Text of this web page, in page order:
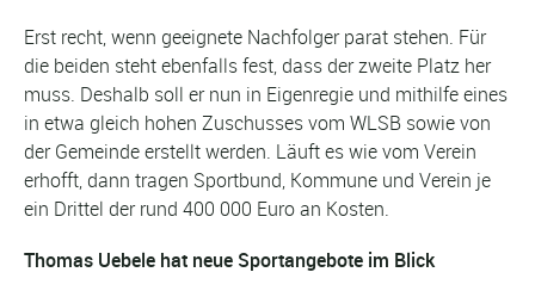
Erst recht, wenn geeignete Nachfolger parat stehen. Für
die beiden steht ebenfalls fest, dass der zweite Platz her
muss. Deshalb soll er nun in Eigenregie und mithilfe eines
in etwa gleich hohen Zuschusses vom WLSB sowie von
der Gemeinde erstellt werden. Läuft es wie vom Verein
erhofft, dann tragen Sportbund, Kommune und Verein je
ein Drittel der rund 400 000 Euro an Kosten.
Thomas Uebele hat neue Sportangebote im Blick